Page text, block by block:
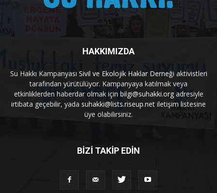
HAKKIMIZDA
Su Hakkı Kampanyası Sivil ve Ekolojik Haklar Derneği aktivistleri
tarafından yürütülüyor. Kampanyaya katılmak veya
etkinliklerden haberdar olmak için bilgi@suhakki.orgadresiyle
irtibata geçebilir, yada suhakki@lists.riseup.net iletişim listesine
üye olabilirsiniz.
BİZİ TAKİP EDİN